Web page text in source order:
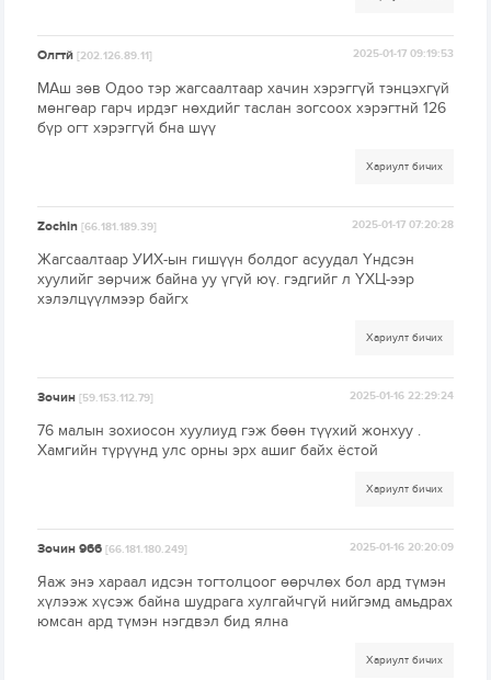
Олгтй[202.126.89.11] 2025-01-17 09:19:53
МАш зөв Одоо тэр жагсаалтаар хачин хэрэггүй тэнцэхгүй
мөнгөар гарч ирдэг нөхдийг таслан зогсоох хэрэгтнй 126
бүр огт хэрэггүй бна шүү
Хариулт бичих
Zochin[66.181.189.39] 2025-01-17 07:20:28
Жагсаалтаар УИХ-ын гишүүн болдог асуудал Үндсэн
хуулийг зөрчиж байна уу үгүй юү. гэдгийг л ҮХЦ-ээр
хэлэлцүүлмээр байгх
Хариулт бичих
Зочин[59.153.112.79] 2025-01-16 22:29:24
76 малын зохиосон хуулиуд гэж бөөн түүхий жонхуу .
Хамгийн түрүүнд улс орны эрх ашиг байх ёстой
Хариулт бичих
Зочин 966[66.181.180.249] 2025-01-16 20:20:09
Яаж энэ хараал идсэн тогтолцоог өөрчлөх бол ард түмэн
хүлээж хүсэж байна шудрага хулгайчгүй нийгэмд амьдрах
юмсан ард түмэн нэгдвэл бид ялна
Хариулт бичих